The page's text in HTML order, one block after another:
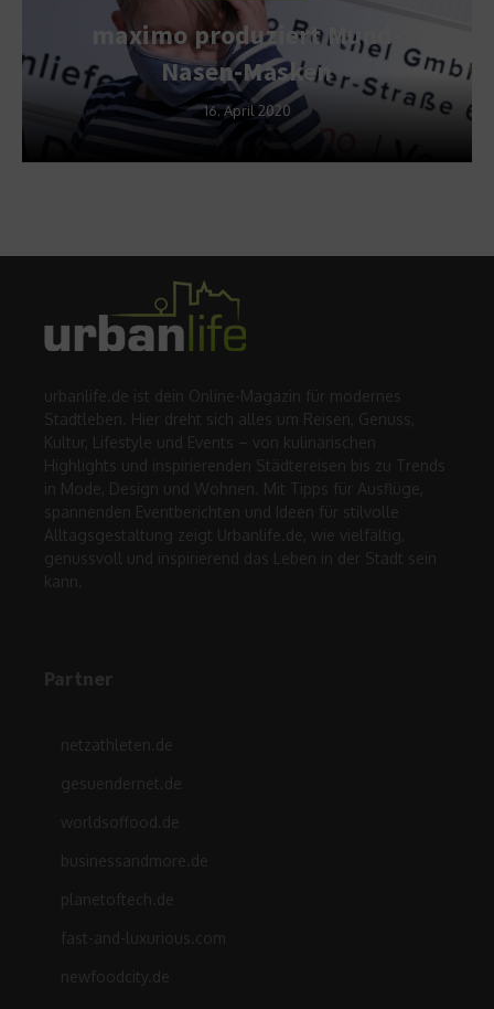
maximo produziert Mund-
Nasen-Masken
16. April 2020
urbanlife.de ist dein Online-Magazin für modernes
Stadtleben. Hier dreht sich alles um Reisen, Genuss,
Kultur, Lifestyle und Events – von kulinarischen
Highlights und inspirierenden Städtereisen bis zu Trends
in Mode, Design und Wohnen. Mit Tipps für Ausflüge,
spannenden Eventberichten und Ideen für stilvolle
Alltagsgestaltung zeigt Urbanlife.de, wie vielfältig,
genussvoll und inspirierend das Leben in der Stadt sein
kann.
Partner
netzathleten.de
gesuendernet.de
worldsoffood.de
businessandmore.de
planetoftech.de
fast-and-luxurious.com
newfoodcity.de